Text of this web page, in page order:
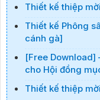
Thiết kế thiệp
Thiết kế Phông
cánh gà]
[Free Download]
cho Hội đồng
Thiết kế thiệp